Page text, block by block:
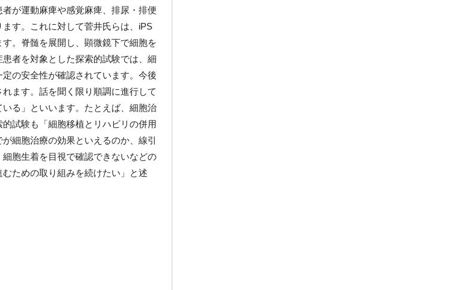
が運動麻痺や感覚麻痺、排尿・排便
す。これに対して菅井氏らは、iPS
。脊髄を展開し、顕微鏡下で細胞を
者を対象とした探索的試験では、細
の安全性が確認されています。今後
ます。話を聞く限り順調に進行して
る」といいます。たとえば、細胞治
試験も「細胞移植とリハビリの併用
細胞治療の効果といえるのか、線引
胞生着を目視で確認できないなどの
ための取り組みを続けたい」と述